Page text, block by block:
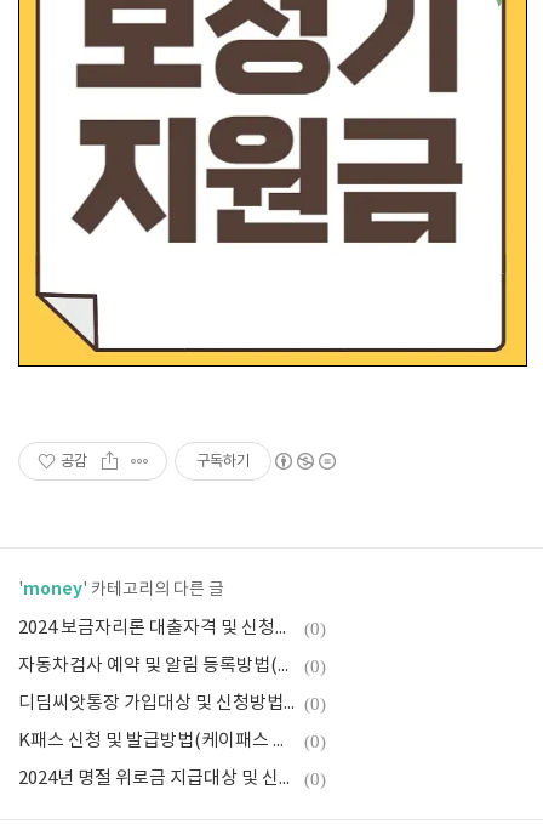
공감 구독하기
'money' 카테고리의 다른 글
2024 보금자리론 대출자격 및 신청방법(금리, 필요서류) (0)
자동차검사 예약 및 알림 등록방법(정기/종합 검사 차이, 기간조회, 비용) (0)
디딤씨앗통장 가입대상 및 신청방법(후원참여하기, 해지조건) (0)
K패스 신청 및 발급방법(케이패스 혜택, 기후동행카드/더경기패스 비교) (0)
2024년 명절 위로금 지급대상 및 신청방법(설날, 추석 위문금) (0)